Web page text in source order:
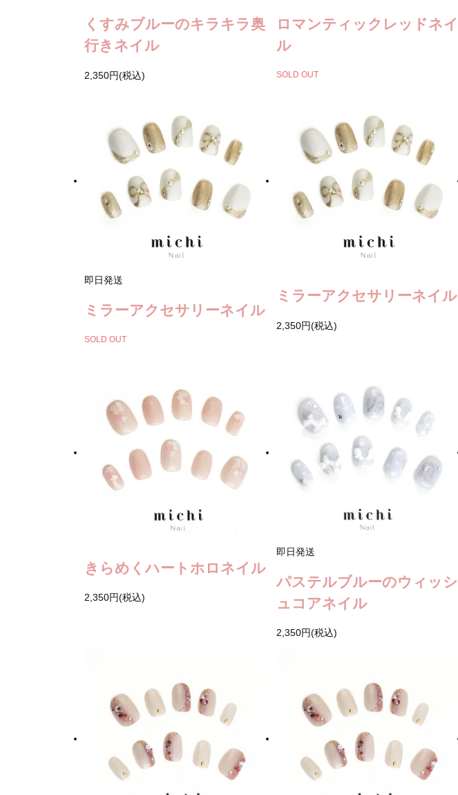
くすみブルーのキラキラ奥
行きネイル
2,350円(税込)
ロマンティックレッドネイ
ル
SOLD OUT
即日発送
ミラーアクセサリーネイル
SOLD OUT
ミラーアクセサリーネイル
2,350円(税込)
きらめくハートホロネイル
2,350円(税込)
即日発送
パステルブルーのウィッシ
ュコアネイル
2,350円(税込)